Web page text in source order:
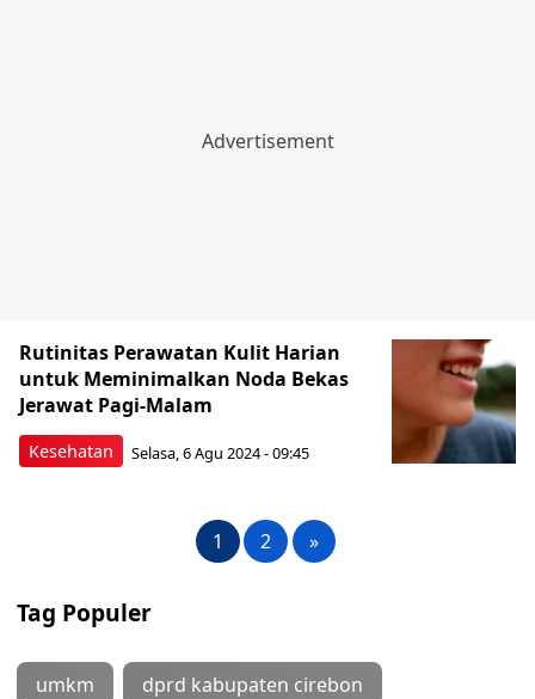
Kesehatan
Rutinitas Perawatan Kulit Harian
untuk Meminimalkan Noda Bekas
Jerawat Pagi-Malam
Selasa, 6 Agu 2024 - 09:45
1 2 »
Tag Populer
umkm dprd kabupaten cirebon